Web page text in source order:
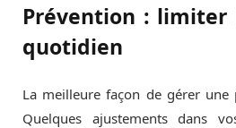
Prévention : limiter
quotidien
La meilleure façon de gérer une
Quelques ajustements dans